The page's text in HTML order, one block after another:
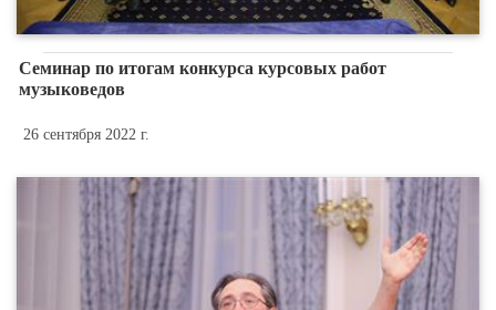
Семинар по итогам конкурса курсовых работ
музыковедов
26 сентября 2022 г.